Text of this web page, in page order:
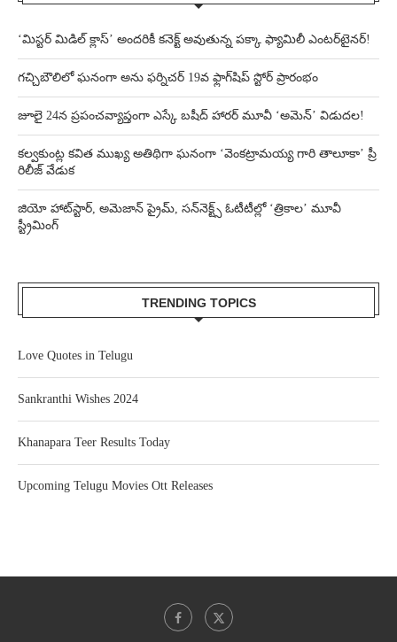
‘మిస్టర్ మిడిల్ క్లాస్’ అందరికీ కనెక్ట్ అవుతున్న పక్కా ఫ్యామిలీ ఎంటర్‌టైనర్!
గచ్చిబౌలిలో ఘనంగా అను ఫర్నిచర్ 19వ ఫ్లాగ్‌షిప్ స్టోర్ ప్రారంభం
జూలై 24న ప్రపంచవ్యాప్తంగా ఎస్కే బషీద్‌ హారర్ మూవీ ‘అమెన్’ విడుదల!
కల్వకుంట్ల కవిత ముఖ్య అతిథిగా ఘనంగా ‘వెంకట్రామయ్య గారి తాలూకా’ ప్రీ
రిలీజ్ వేడుక
జియో హాట్‌స్టార్, అమెజాన్ ప్రైమ్, సన్‌నెక్ట్స్ ఓటీటీల్లో ‘త్రికాల’ మూవీ
స్ట్రీమింగ్
TRENDING TOPICS
Love Quotes in Telugu
Sankranthi Wishes 2024
Khanapara Teer Results Today
Upcoming Telugu Movies Ott Releases